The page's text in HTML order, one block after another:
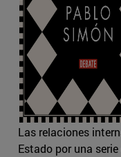
Las relaciones
Estado por una